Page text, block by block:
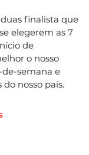
finalista que
elegerem as 7
de
o nosso
semana e
nosso país.